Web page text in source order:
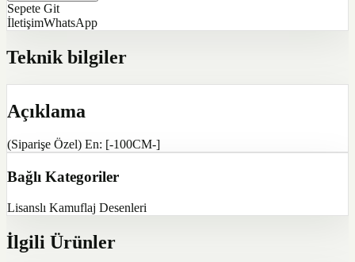
Sepete Git
İletişimWhatsApp
Teknik bilgiler
Açıklama
(Siparişe Özel) En: [-100CM-]
Bağlı Kategoriler
Lisanslı Kamuflaj Desenleri
İlgili Ürünler